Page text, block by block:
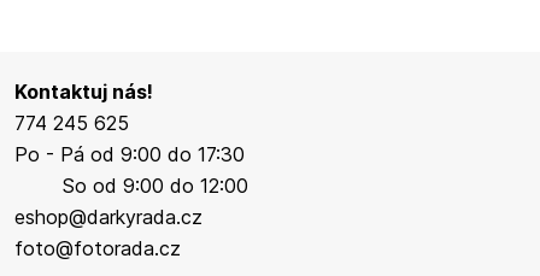
Kontaktuj nás!
774 245 625
Po - Pá od 9:00 do 17:30
So od 9:00 do 12:00
eshop@darkyrada.cz
foto@fotorada.cz